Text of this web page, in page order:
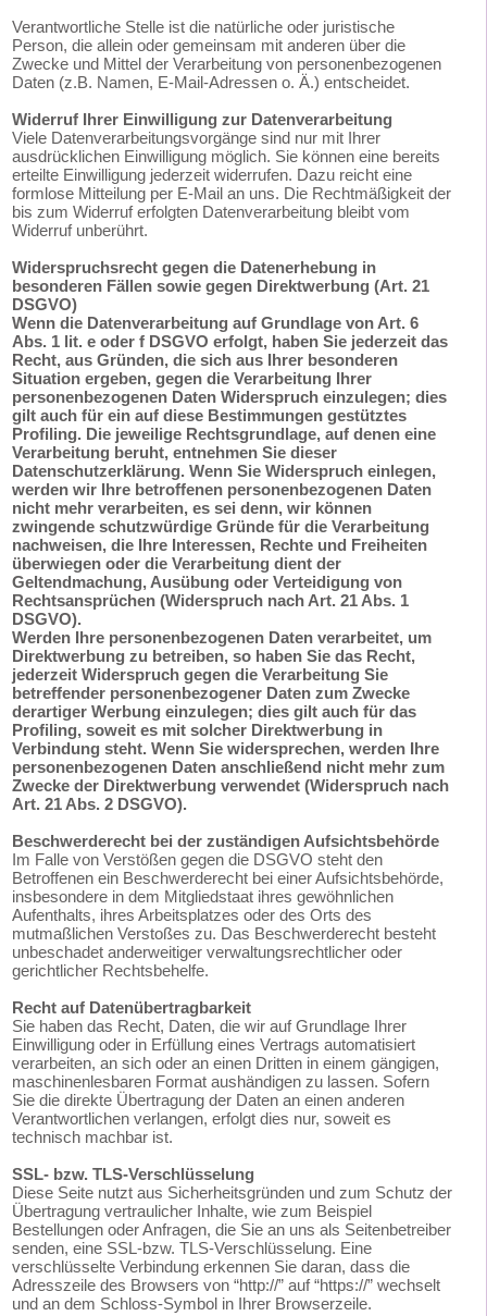
Verantwortliche Stelle ist die natürliche oder juristische
Person, die allein oder gemeinsam mit anderen über die
Zwecke und Mittel der Verarbeitung von personenbezogenen
Daten (z.B. Namen, E-Mail-Adressen o. Ä.) entscheidet.
Widerruf Ihrer Einwilligung zur Datenverarbeitung
Viele Datenverarbeitungsvorgänge sind nur mit Ihrer
ausdrücklichen Einwilligung möglich. Sie können eine bereits
erteilte Einwilligung jederzeit widerrufen. Dazu reicht eine
formlose Mitteilung per E-Mail an uns. Die Rechtmäßigkeit der
bis zum Widerruf erfolgten Datenverarbeitung bleibt vom
Widerruf unberührt.
Widerspruchsrecht gegen die Datenerhebung in
besonderen Fällen sowie gegen Direktwerbung (Art. 21
DSGVO)
Wenn die Datenverarbeitung auf Grundlage von Art. 6
Abs. 1 lit. e oder f DSGVO erfolgt, haben Sie jederzeit das
Recht, aus Gründen, die sich aus Ihrer besonderen
Situation ergeben, gegen die Verarbeitung Ihrer
personenbezogenen Daten Widerspruch einzulegen; dies
gilt auch für ein auf diese Bestimmungen gestütztes
Profiling. Die jeweilige Rechtsgrundlage, auf denen eine
Verarbeitung beruht, entnehmen Sie dieser
Datenschutzerklärung. Wenn Sie Widerspruch einlegen,
werden wir Ihre betroffenen personenbezogenen Daten
nicht mehr verarbeiten, es sei denn, wir können
zwingende schutzwürdige Gründe für die Verarbeitung
nachweisen, die Ihre Interessen, Rechte und Freiheiten
überwiegen oder die Verarbeitung dient der
Geltendmachung, Ausübung oder Verteidigung von
Rechtsansprüchen (Widerspruch nach Art. 21 Abs. 1
DSGVO).
Werden Ihre personenbezogenen Daten verarbeitet, um
Direktwerbung zu betreiben, so haben Sie das Recht,
jederzeit Widerspruch gegen die Verarbeitung Sie
betreffender personenbezogener Daten zum Zwecke
derartiger Werbung einzulegen; dies gilt auch für das
Profiling, soweit es mit solcher Direktwerbung in
Verbindung steht. Wenn Sie widersprechen, werden Ihre
personenbezogenen Daten anschließend nicht mehr zum
Zwecke der Direktwerbung verwendet (Widerspruch nach
Art. 21 Abs. 2 DSGVO).
Beschwerderecht bei der zuständigen Aufsichtsbehörde
Im Falle von Verstößen gegen die DSGVO steht den
Betroffenen ein Beschwerderecht bei einer Aufsichtsbehörde,
insbesondere in dem Mitgliedstaat ihres gewöhnlichen
Aufenthalts, ihres Arbeitsplatzes oder des Orts des
mutmaßlichen Verstoßes zu. Das Beschwerderecht besteht
unbeschadet anderweitiger verwaltungsrechtlicher oder
gerichtlicher Rechtsbehelfe.
Recht auf Datenübertragbarkeit
Sie haben das Recht, Daten, die wir auf Grundlage Ihrer
Einwilligung oder in Erfüllung eines Vertrags automatisiert
verarbeiten, an sich oder an einen Dritten in einem gängigen,
maschinenlesbaren Format aushändigen zu lassen. Sofern
Sie die direkte Übertragung der Daten an einen anderen
Verantwortlichen verlangen, erfolgt dies nur, soweit es
technisch machbar ist.
SSL- bzw. TLS-Verschlüsselung
Diese Seite nutzt aus Sicherheitsgründen und zum Schutz der
Übertragung vertraulicher Inhalte, wie zum Beispiel
Bestellungen oder Anfragen, die Sie an uns als Seitenbetreiber
senden, eine SSL-bzw. TLS-Verschlüsselung. Eine
verschlüsselte Verbindung erkennen Sie daran, dass die
Adresszeile des Browsers von “http://” auf “https://” wechselt
und an dem Schloss-Symbol in Ihrer Browserzeile.